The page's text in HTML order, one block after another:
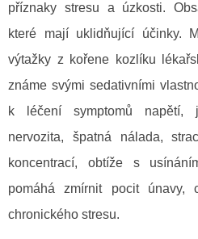
příznaky stresu a úzkosti.
které mají uklidňující účinky.
výtažky z kořene kozlíku
známe svými sedativními
k léčení symptomů napětí,
nervozita, špatná nálada,
koncentrací, obtíže s
pomáhá zmírnit pocit únavy,
chronického stresu.